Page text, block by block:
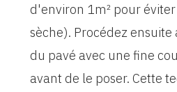
d'environ 1m² pour
sèche). Procédez
du pavé avec une fine
avant de le poser. Cette